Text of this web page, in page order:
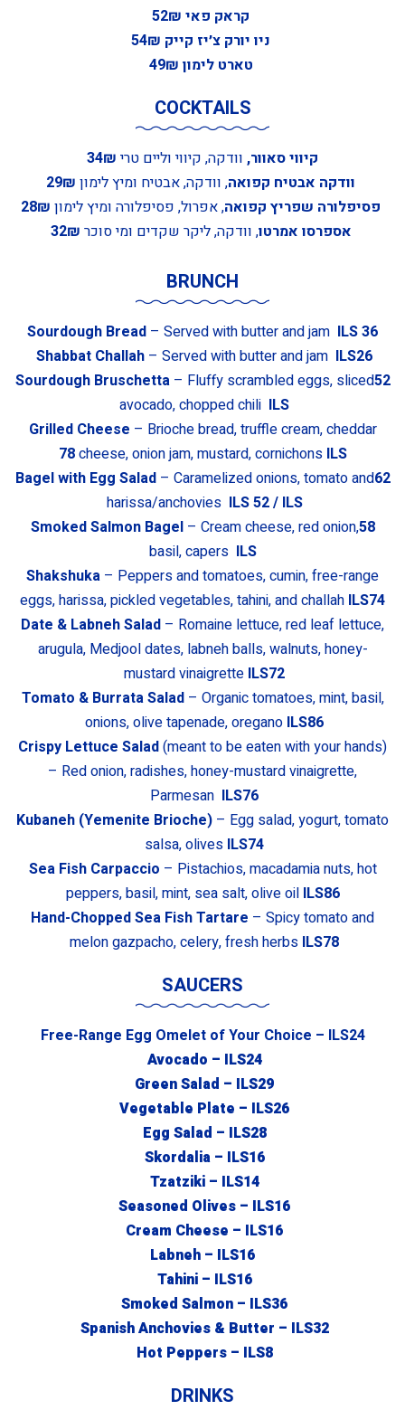
קראק פאי 52₪
ניו יורק צ׳יז קייק 54₪
טארט לימון 49₪
COCKTAILS
קיווי סאוור, וודקה, קיווי וליים טרי 34₪
וודקה אבטיח קפואה, וודקה, אבטיח ומיץ לימון 29₪
פסיפלורה שפריץ קפואה, אפרול, פסיפלורה ומיץ לימון 28₪
אספרסו אמרטו, וודקה, ליקר שקדים ומי סוכר 32₪
BRUNCH
36
Sourdough Bread – Served with butter and jam ILS
26
Shabbat Challah – Served with butter and jam ILS
52
Sourdough Bruschetta– Fluffy scrambled eggs, sliced
avocado, chopped chili ILS
Grilled Cheese – Brioche bread, truffle cream, cheddar
cheese, onion jam, mustard, cornichons ILS
78
62
Bagel with Egg Salad– Caramelized onions, tomato and
harissa/anchovies ILS52/ ILS
58
Smoked Salmon Bagel– Cream cheese, red onion,
basil, capers ILS
Shakshuka – Peppers and tomatoes, cumin, free-range
eggs, harissa, pickled vegetables, tahini, and challah ILS74
Date & Labneh Salad – Romaine lettuce, red leaf lettuce,
arugula, Medjool dates, labneh balls, walnuts, honey-
mustard vinaigrette ILS72
Tomato & Burrata Salad– Organic tomatoes, mint, basil,
onions, olive tapenade, oregano ILS86
Crispy Lettuce Salad(meant to be eaten with your hands)
– Red onion, radishes, honey-mustard vinaigrette,
Parmesan ILS76
Kubaneh (Yemenite Brioche) – Egg salad, yogurt, tomato
salsa, olives ILS74
Sea Fish Carpaccio – Pistachios, macadamia nuts, hot
peppers, basil, mint, sea salt, olive oil ILS86
Hand-Chopped Sea Fish Tartare – Spicy tomato and
melon gazpacho, celery, fresh herbs ILS78
SAUCERS
24
Free-Range Egg Omelet of Your Choice – ILS
24
Avocado – ILS
29
Green Salad – ILS
26
Vegetable Plate – ILS
28
Egg Salad – ILS
16
Skordalia – ILS
14
Tzatziki – ILS
16
Seasoned Olives – ILS
16
Cream Cheese – ILS
16
Labneh – ILS
16
Tahini – ILS
36
Smoked Salmon – ILS
32
Spanish Anchovies & Butter – ILS
8
Hot Peppers – ILS
DRINKS